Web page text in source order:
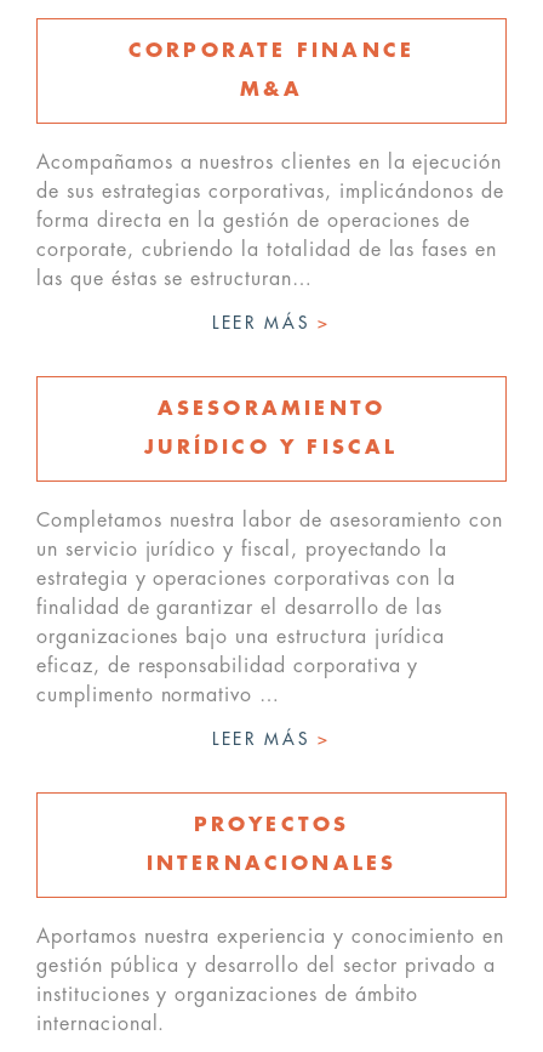
CORPORATE FINANCE
M&A
Acompañamos a nuestros clientes en la ejecución
de sus estrategias corporativas, implicándonos de
forma directa en la gestión de operaciones de
corporate, cubriendo la totalidad de las fases en
las que éstas se estructuran…
LEER MÁS>
ASESORAMIENTO
JURÍDICO Y FISCAL
Completamos nuestra labor de asesoramiento con
un servicio jurídico y fiscal, proyectando la
estrategia y operaciones corporativas con la
finalidad de garantizar el desarrollo de las
organizaciones bajo una estructura jurídica
eficaz, de responsabilidad corporativa y
cumplimento normativo …
LEER MÁS>
PROYECTOS
INTERNACIONALES
Aportamos nuestra experiencia y conocimiento en
gestión pública y desarrollo del sector privado a
instituciones y organizaciones de ámbito
internacional.